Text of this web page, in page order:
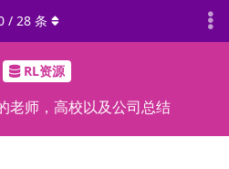
RL资源
老师，高校以及公司总结
/ 28 条